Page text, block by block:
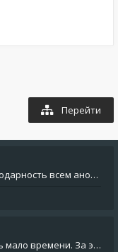
Перейти
Хочу выразить искреннюю благодарность всем анонимным пользователям, которые поддержали наше сообщество финансово. Благод
💡 Друзья, скажу прямо. Осталось мало времени. За это время нам нужно закрыть последние обязательные расходы: около 500